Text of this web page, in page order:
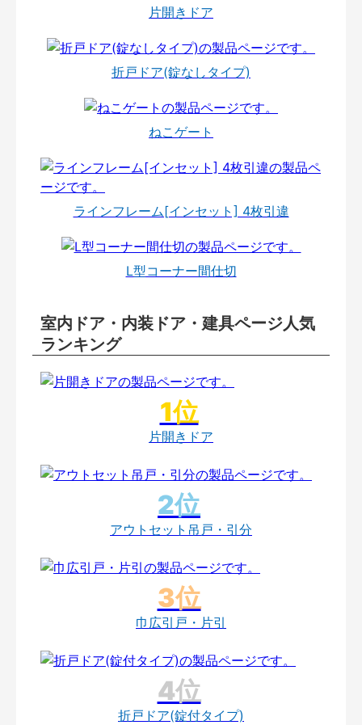
片開きドア
折戸ドア(錠なしタイプ)
ねこゲート
ラインフレーム[インセット] 4枚引違
L型コーナー間仕切
室内ドア・内装ドア・建具ページ人気
ランキング
片開きドア
アウトセット吊戸・引分
巾広引戸・片引
折戸ドア(錠付タイプ)